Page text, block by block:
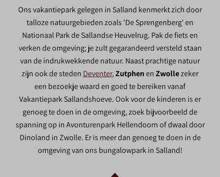
Ons vakantiepark gelegen in Salland kenmerkt zich door
talloze natuurgebieden zoals 'De Sprengenberg' en
Nationaal Park de Sallandse Heuvelrug. Pak de fiets en
verken de omgeving; je zult gegarandeerd versteld staan
van de indrukwekkende natuur. Naast prachtige natuur
zijn ook de steden Deventer,ZutphenenZwollezeker
een bezoekje waard en goed te bereiken vanaf
Vakantiepark Sallandshoeve. Ook voor de kinderen is er
genoeg te doen in de omgeving, zoek bijvoorbeeld de
spanning op in Avonturenpark Hellendoorn of dwaal door
Dinoland in Zwolle. Er is meer dan genoeg te doen in de
omgeving van ons bungalowpark in Salland!